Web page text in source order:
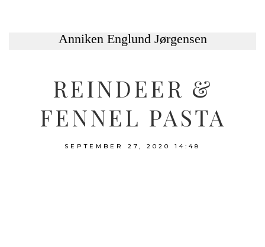
REINDEER &
FENNEL PASTA
SEPTEMBER 27, 2020 14:48